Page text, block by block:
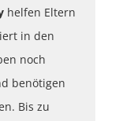
helfen Eltern
in den
noch
benötigen
Bis zu